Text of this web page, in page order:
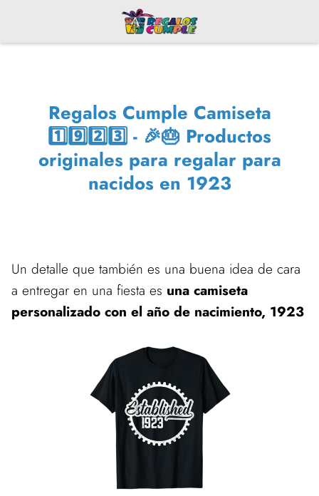
Regalos Cumple Camiseta
1️⃣9️⃣2️⃣3️⃣ - 🎉🎂 Productos
originales para regalar para
nacidos en 1923
Un detalle que también es una buena idea de cara
a entregar en una fiesta es una camiseta
personalizado con el año de nacimiento, 1923